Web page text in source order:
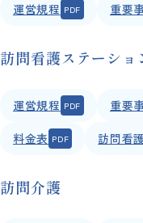
運営規程 重要
訪問看護ステーショ
運営規程 重要
料金表 訪問看
訪問介護